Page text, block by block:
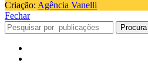
Criação: Agência Vanelli
Fechar
Procura